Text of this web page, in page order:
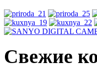
Свежие